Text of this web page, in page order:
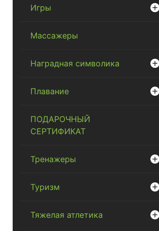
Игры
Массажеры
Наградная символика
Плавание
ПОДАРОЧНЫЙ
СЕРТИФИКАТ
Тренажеры
Туризм
Тяжелая атлетика